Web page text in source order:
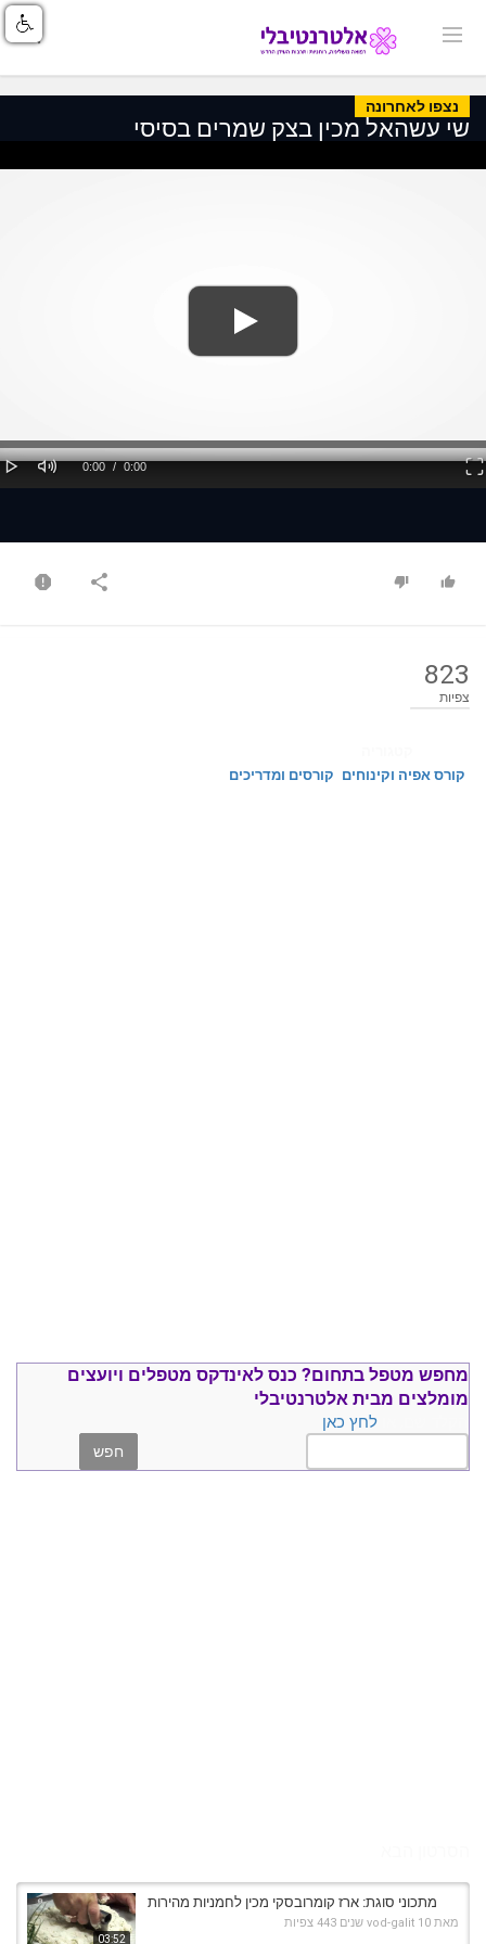
נצפו לאחרונה
שי עשהאל מכין בצק שמרים בסיסי
Mute
Current
0:00 /
Duration
0:00
Fullscreen
823
צפיות
קורס אפיה וקינוחים קורסים ומדריכים
מחפש מטפל בתחום? כנס לאינדקס מטפלים ויועצים
מומלצים מבית אלטרנטיבלי
לחץ כאן
03:52
מתכוני סוגת: ארז קומרובסקי מכין לחמניות מהירות
מאת vod-galit 10 שנים 443 צפיות